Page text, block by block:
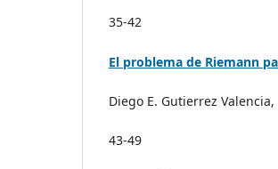
35-42
El problema de Riemann
Diego E. Gutierrez
43-49